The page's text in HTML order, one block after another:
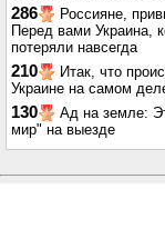
286
Россияне,
Перед вами Украина,
потеряли навсегда
210
Итак, что
Украине на самом
130
Ад на земле:
мир" на выезде